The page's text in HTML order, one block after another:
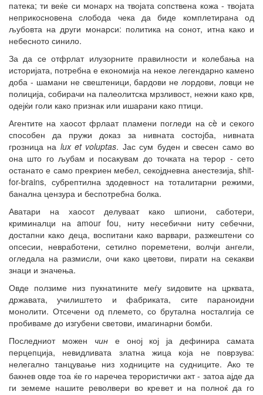
патека; ти веќе си монарх на твојата сопствена кожа - твојата
неприкосновена слобода чека да биде комплетирана од
љубовта на други монарси: политика на сонот, итна како и
небесното синило.
За да се отфрлат илузорните правилности и колебања на
историјата, потребна е економија на некое легендарно камено
доба - шамани не свештеници, бардови не лордови, ловци не
полиција, собирачи на палеолитска мрзливост, нежни како крв,
одејќи голи како признак или ишарани како птици.
Агентите на хаосот фрлаат пламени погледи на сè и секого
способен да пружи доказ за нивната состојба, нивната
грозница на lux et voluptas. Јас сум буден и свесен само во
она што го љубам и посакувам до точката на терор - сето
останато е само прекриен мебел, секојдневна анестезија, shit-
for-brains, субрептилна здодевност на тоталитарни режими,
банална цензура и беспотребна болка.
Аватари на хаосот делуваат како шпиони, саботери,
криминалци на amour fou, ниту несебични ниту себечни,
достапни како деца, воспитани како варвари, разжештени со
опсесии, невработени, сетилно пореметени, волчји ангели,
огледала на размисли, очи како цветови, пирати на секакви
знаци и значења.
Овде ползиме низ пукнатините меѓу ѕидовите на црквата,
државата, училиштето и фабриката, сите параноидни
монолити. Отсечени од племето, со брутална носталгија се
пробиваме до изгубени светови, имагинарни бомби.
Последниот можен чине оној кој ја дефинира самата
перцепција, невидливата златна жица која не поврзува:
нелегално танцување низ ходниците на судниците. Ако те
бакнев овде тоа ќе го наречеа терористички акт - затоа ајде да
ги земеме нашите револвери во кревет и на полноќ да го